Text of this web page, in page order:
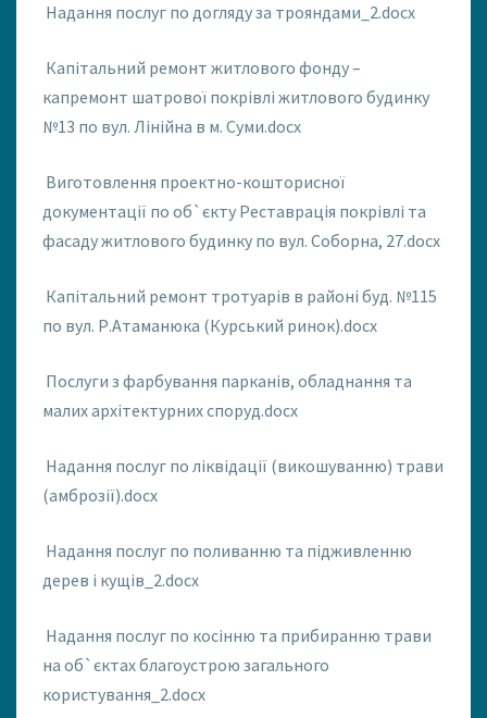
Надання послуг по догляду за трояндами_2.docx
Капітальний ремонт житлового фонду –
капремонт шатрової покрівлі житлового будинку
№13 по вул. Лінійна в м. Суми.docx
Виготовлення проектно-кошторисної
документації по об`єкту Реставрація покрівлі та
фасаду житлового будинку по вул. Соборна, 27.docx
Капітальний ремонт тротуарів в районі буд. №115
по вул. Р.Атаманюка (Курський ринок).docx
Послуги з фарбування парканів, обладнання та
малих архітектурних споруд.docx
Надання послуг по ліквідації (викошуванню) трави
(амброзії).docx
Надання послуг по поливанню та підживленню
дерев і кущів_2.docx
Надання послуг по косінню та прибиранню трави
на об`єктах благоустрою загального
користування_2.docx